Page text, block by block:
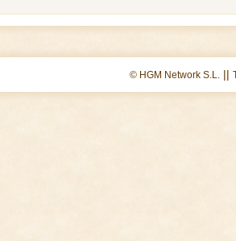
© HGM Network S.L. ||